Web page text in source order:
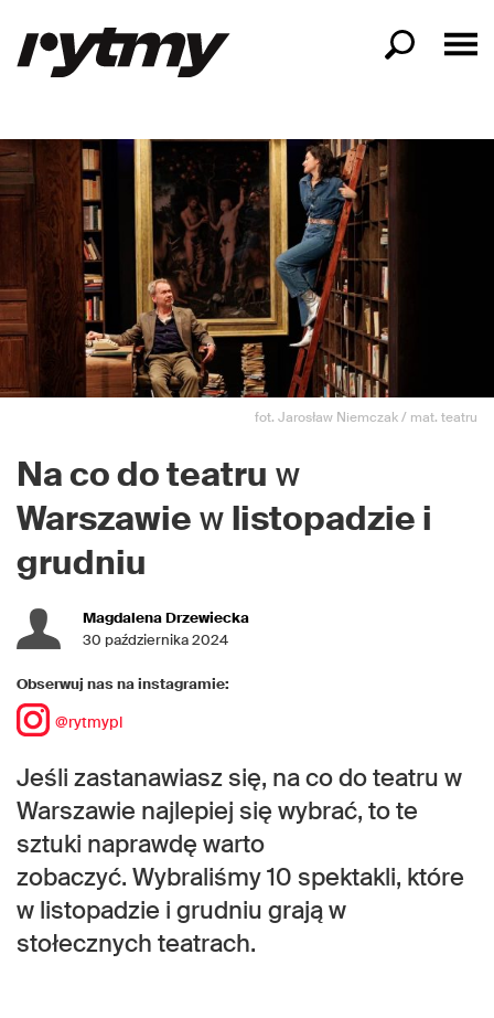
fot. Jarosław Niemczak / mat. teatru
Na co do teatru w
Warszawie w listopadzie i
grudniu
Magdalena Drzewiecka
30 października 2024
Obserwuj nas na instagramie:
@rytmypl
Jeśli zastanawiasz się, na co do teatru w
Warszawie najlepiej się wybrać, to te
sztuki naprawdę warto
zobaczyć. Wybraliśmy 10 spektakli, które
w listopadzie i grudniu grają w
stołecznych teatrach.